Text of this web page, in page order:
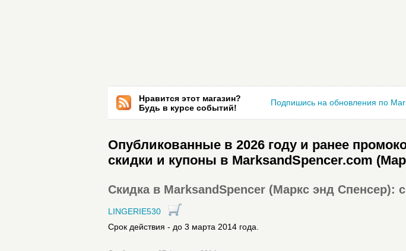
Нравится этот магазин?
Будь в курсе событий!
Подпишись на обновления по
Опубликованные в 2026 году и ранее
скидки и купоны в MarksandSpencer.com
Скидка в MarksandSpencer (Маркс энд Спенсер):
LINGERIE530
Срок действия - до 3 марта 2014 года.